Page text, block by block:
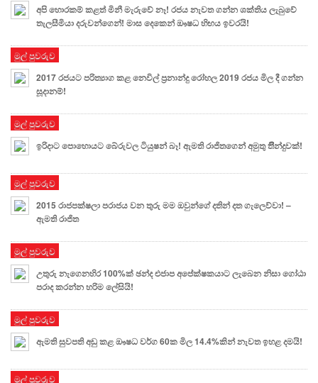
අපි හොරකම් කළත් මිනී මැරුවේ නෑ! රජය නැවත ගන්න ශක්තිය ලැබුවේ
තැලසීමියා දරුවන්ගෙන්! මාස දෙකෙන් ඖෂධ හිඟය ඉවරයි!
මුල් පුවරුව
2017 රජයට පරිත්‍යාග කළ නෙවිල් ප්‍රනාන්දු රෝහල 2019 රජය මිල දී ගන්න
සූදානම්!
මුල් පුවරුව
ඉරිදාට පොහොයට බේරුවල ටියුෂන් බෑ! ඇමති රාජිතගෙන් අමුතු තීින්දුවක්!
මුල් පුවරුව
2015 රාජපක්ෂලා පරාජය වන තුරු මම ඔවුන්ගේ දතින් දත ගැලෙව්වා! –
ඇමති රාජිත
මුල් පුවරුව
උතුරු නැගෙනහිර 100%ක් ඡන්ද එජාප අපේක්ෂකයාට ලැබෙන නිසා ගෝඨා
පරාද කරන්න හරිම ලේසියි!
මුල් පුවරුව
ඇමති සුවපති අඩු කළ ඖෂධ වර්ග 60ක මිල 14.4%කින් නැවත ඉහළ දමයි!
මුල් පුවරුව